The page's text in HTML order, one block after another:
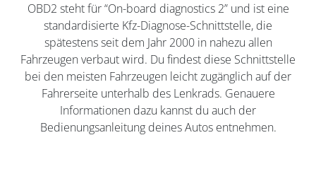
OBD2 steht für “On-board diagnostics 2” und ist eine
standardisierte Kfz-Diagnose-Schnittstelle, die
spätestens seit dem Jahr 2000 in nahezu allen
Fahrzeugen verbaut wird. Du findest diese Schnittstelle
bei den meisten Fahrzeugen leicht zugänglich auf der
Fahrerseite unterhalb des Lenkrads. Genauere
Informationen dazu kannst du auch der
Bedienungsanleitung deines Autos entnehmen.